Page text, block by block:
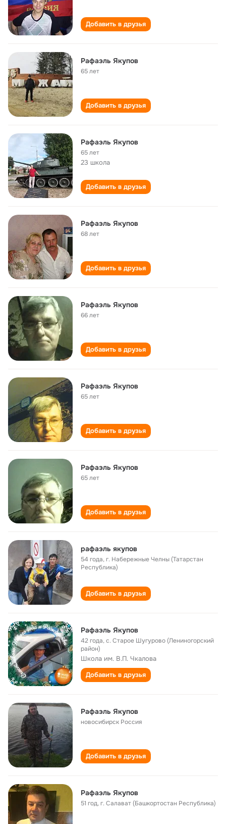
Добавить в друзья
Рафаэль Якупов
65 лет
Добавить в друзья
Рафаэль Якупов
65 лет
23 школа
Добавить в друзья
Рафаэль Якупов
68 лет
Добавить в друзья
Рафаэль Якупов
66 лет
Добавить в друзья
Рафаэль Якупов
65 лет
Добавить в друзья
Рафаэль Якупов
65 лет
Добавить в друзья
рафаэль якупов
54 года,г. Набережные Челны (Татарстан
Республика)
Добавить в друзья
Рафаэль Якупов
42 года,с. Старое Шугурово (Лениногорский
район)
Школа им. В.П. Чкалова
Добавить в друзья
Рафаэль Якупов
новосибирск Россия
Добавить в друзья
Рафаэль Якупов
51 год,г. Салават (Башкортостан Республика)